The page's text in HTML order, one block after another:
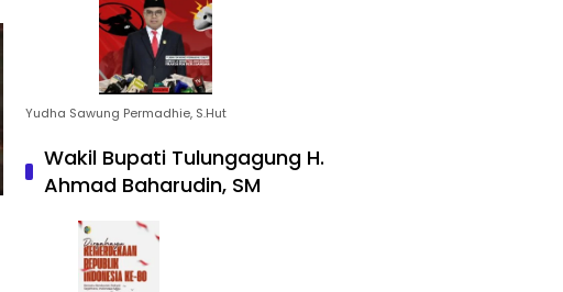
Yudha Sawung Permadhie, S.Hut
Wakil Bupati Tulungagung H.
Ahmad Baharudin, SM